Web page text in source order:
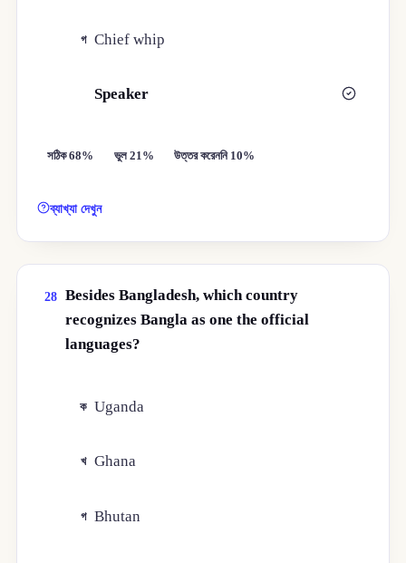
গ Chief whip
Speaker
সঠিক 68% ভুল 21% উত্তর করেননি 10%
ব্যাখ্যা দেখুন
28 Besides Bangladesh, which country
recognizes Bangla as one the official
languages?
ক Uganda
খ Ghana
গ Bhutan